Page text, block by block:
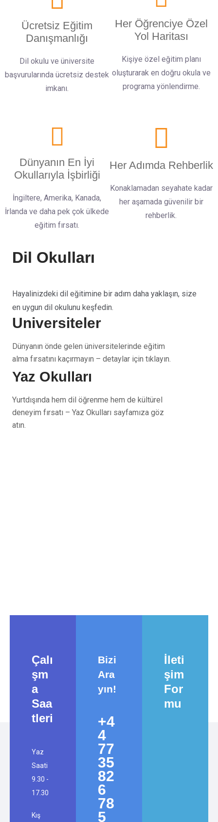
Ücretsiz Eğitim
Danışmanlığı
Dil okulu ve üniversite
başvurularında ücretsiz destek
imkanı.
Dünyanın En İyi
Okullarıyla İşbirliği
İngiltere, Amerika, Kanada,
İrlanda ve daha pek çok ülkede
eğitim fırsatı.
Her Öğrenciye Özel
Yol Haritası
Kişiye özel eğitim planı
oluşturarak en doğru okula ve
programa yönlendirme.
Her Adımda Rehberlik
Konaklamadan seyahate kadar
her aşamada güvenilir bir
rehberlik.
Dil Okulları
Hayalinizdeki dil eğitimine bir adım daha yaklaşın, size
en uygun dil okulunu keşfedin.
Üniversiteler
Dünyanın önde gelen üniversitelerinde eğitim
alma fırsatını kaçırmayın – detaylar için tıklayın.
Yaz Okulları
Yurtdışında hem dil öğrenme hem de kültürel
deneyim fırsatı – Yaz Okulları sayfamıza göz
atın.
Çalı
şm
a
Saa
tleri
Yaz
Saati
9.30 -
17.30
Kış
Bizi
Ara
yın!
+4
4
77
35
82
6
78
5
İleti
şim
For
mu